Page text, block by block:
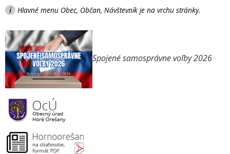
i Hlavné menu Obec, Občan, Návštevník je na vrchu stránky.
Spojené samosprávne voľby 2026